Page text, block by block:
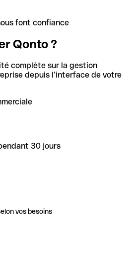
font confiance
Qonto ?
complète sur la gestion
depuis l’interface de votre
30 jours
vos besoins